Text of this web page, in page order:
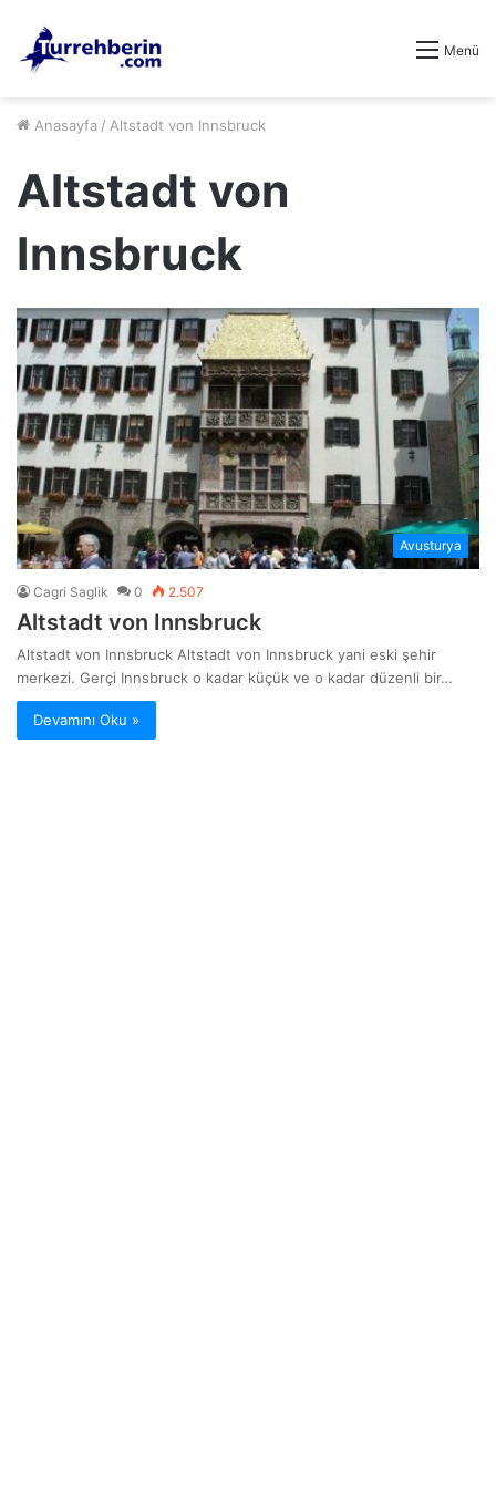
Menü
Anasayfa / Altstadt von Innsbruck
Altstadt von
Innsbruck
Avusturya
Cagri Saglik 0 2.507
Altstadt von Innsbruck
Altstadt von Innsbruck Altstadt von Innsbruck yani eski şehir
merkezi. Gerçi Innsbruck o kadar küçük ve o kadar düzenli bir…
Devamını Oku »